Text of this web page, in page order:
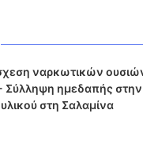
ναρκωτικών
ημεδαπής στην
στη Σαλαμίνα